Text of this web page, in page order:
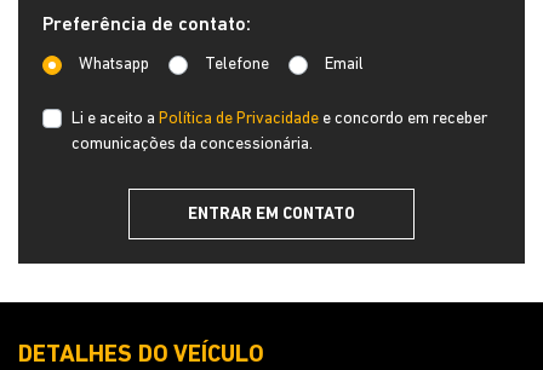
Preferência de contato:
Whatsapp Telefone Email
Li e aceito a Política de Privacidade e concordo em receber
comunicações da concessionária.
ENTRAR EM CONTATO
DETALHES DO VEÍCULO